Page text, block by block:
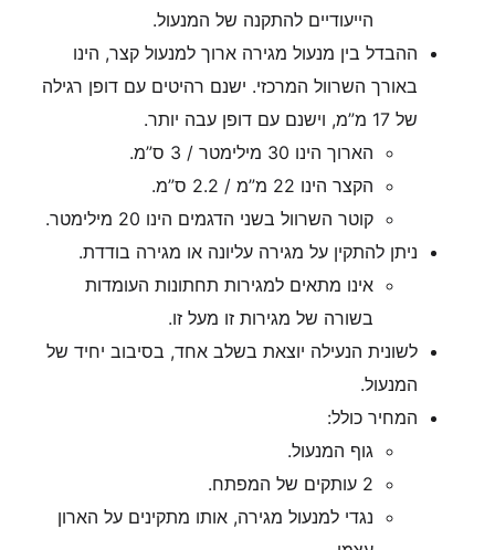
הייעודיים להתקנה של המנעול.
ההבדל בין מנעול מגירה ארוך למנעול קצר, הינו
באורך השרוול המרכזי. ישנם רהיטים עם דופן רגילה
של 17 מ”מ, וישנם עם דופן עבה יותר.
הארוך הינו 30 מילימטר / 3 ס”מ.
הקצר הינו 22 מ”מ / 2.2 ס”מ.
קוטר השרוול בשני הדגמים הינו 20 מילימטר.
ניתן להתקין על מגירה עליונה או מגירה בודדת.
אינו מתאים למגירות תחתונות העומדות
בשורה של מגירות זו מעל זו.
לשונית הנעילה יוצאת בשלב אחד, בסיבוב יחיד של
המנעול.
המחיר כולל:
גוף המנעול.
2 עותקים של המפתח.
נגדי למנעול מגירה, אותו מתקינים על הארון